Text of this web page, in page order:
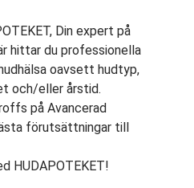
Din expert på
hittar du professionella
oavsett hudtyp,
och/eller årstid.
på Avancerad
förutsättningar till
HUDAPOTEKET!